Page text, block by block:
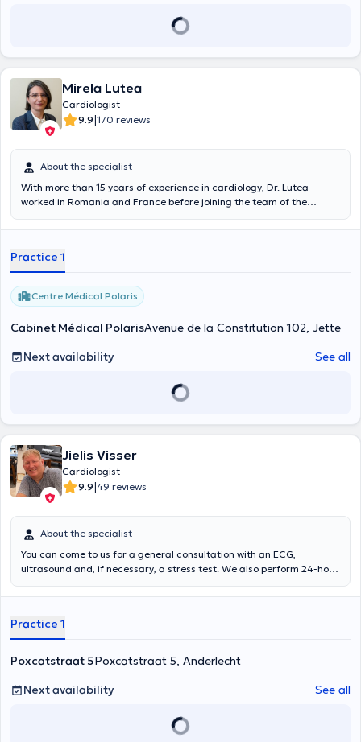
Mirela Lutea
Cardiologist
9.9|170 reviews
About the specialist
With more than 15 years of experience in cardiology, Dr. Lutea
worked in Romania and France before joining the team of the
June 2014. She has been Assistant Chief of Clinic there since March
Practice 1
Centre Médical Polaris
Cabinet Médical PolarisAvenue de la Constitution 102, Jette
Next availability
See all
Jielis Visser
Cardiologist
9.9|49 reviews
About the specialist
You can come to us for a general consultation with an ECG,
ultrasound and, if necessary, a stress test. We also perform 24-hour
pacemaker controles.
Practice 1
Poxcatstraat 5Poxcatstraat 5, Anderlecht
Next availability
See all